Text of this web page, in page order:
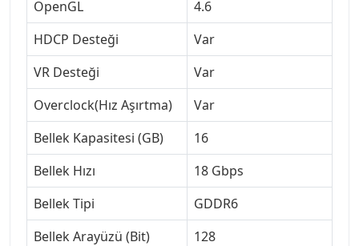
OpenGL
4.6
HDCP Desteği
Var
VR Desteği
Var
Overclock(Hız Aşırtma)
Var
Bellek Kapasitesi (GB)
16
Bellek Hızı
18 Gbps
Bellek Tipi
GDDR6
Bellek Arayüzü (Bit)
128